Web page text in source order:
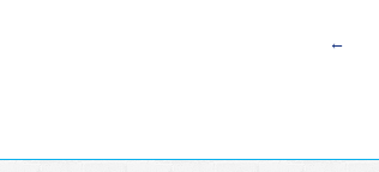
←